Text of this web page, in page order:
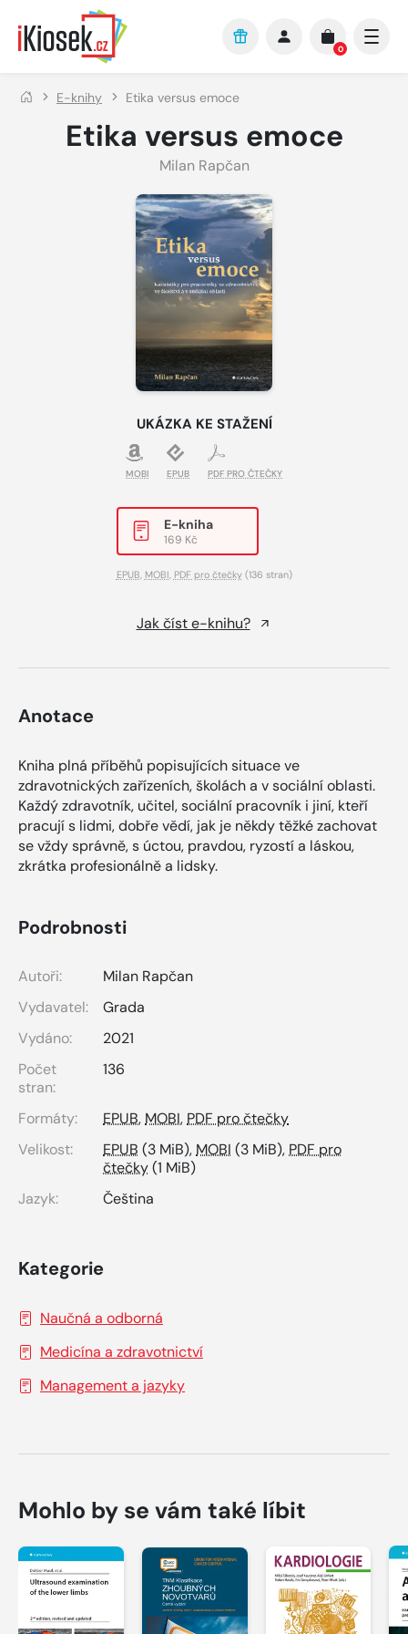
Přejít na hlavní obsah
0
E-knihy Etika versus emoce
Etika versus emoce
Milan Rapčan
UKÁZKA KE STAŽENÍ
MOBI EPUB PDF PRO ČTEČKY
E-kniha
169 Kč
EPUB MOBI PDF pro čtečky(136 stran)
Jak číst e-knihu?
Anotace
Kniha plná příběhů popisujících situace ve
zdravotnických zařízeních, školách a v sociální oblasti.
Každý zdravotník, učitel, sociální pracovník i jiní, kteří
pracují s lidmi, dobře vědí, jak je někdy těžké zachovat
se vždy správně, s úctou, pravdou, ryzostí a láskou,
zkrátka profesionálně a lidsky.
Podrobnosti
Autoři:
Milan Rapčan
Vydavatel:
Grada
Vydáno:
2021
Počet
stran:
136
Formáty: EPUB, MOBI, PDF pro čtečky
Velikost:
EPUB (3 MiB), MOBI (3 MiB), PDF pro
čtečky(1 MiB)
Jazyk:
Čeština
Kategorie
Naučná a odborná
Medicína a zdravotnictví
Management a jazyky
Mohlo by se vám také líbit